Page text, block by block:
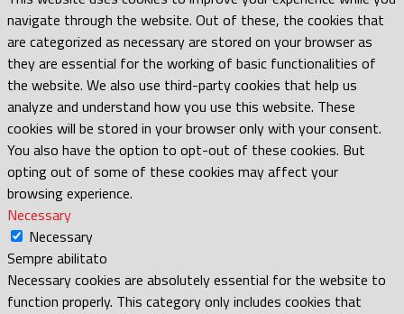
navigate through the website. Out of these, the cookies that
are categorized as necessary are stored on your browser as
they are essential for the working of basic functionalities of
the website. We also use third-party cookies that help us
analyze and understand how you use this website. These
cookies will be stored in your browser only with your consent.
You also have the option to opt-out of these cookies. But
opting out of some of these cookies may affect your
browsing experience.
Necessary
Necessary
Sempre abilitato
Necessary cookies are absolutely essential for the website to
function properly. This category only includes cookies that